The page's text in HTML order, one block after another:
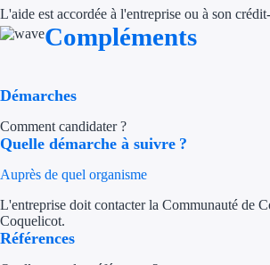
L'aide est accordée à l'entreprise ou à son
Compléments
Démarches
Comment candidater ?
Quelle démarche à suivre ?
Auprès de quel organisme
L'entreprise doit contacter la Communauté de
Coquelicot.
Références